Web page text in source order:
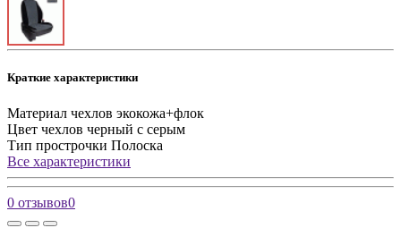
Краткие характеристики
Материал чехлов экокожа+флок
Цвет чехлов черный с серым
Тип прострочки Полоска
Все характеристики
0 отзывов0